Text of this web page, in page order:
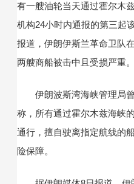
有一艘油轮当天通过霍尔木
机构24小时内通报的第三起
报道，伊朗伊斯兰革命卫队
两艘商船被击中且受损严重。
伊朗波斯湾海峡管理局曾
称，所有通过霍尔木兹海峡
通行，擅自驶离指定航线的
险保障。